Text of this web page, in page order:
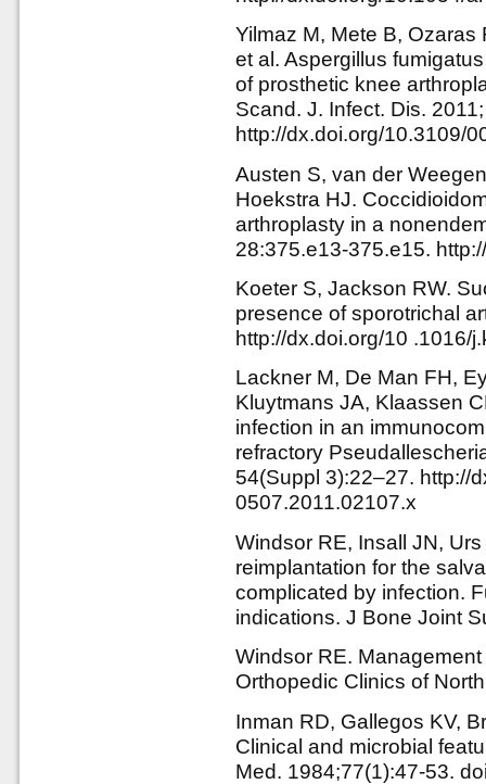
Yilmaz M, Mete B, Ozaras
et al. Aspergillus
of prosthetic knee
Scand. J. Infect. Dis.
http://dx.doi.org/10.3109/
Austen S, van der
Hoekstra HJ.
arthroplasty in a
28:375.e13-375.e15.
Koeter S, Jackson RW.
presence of sporotrichal
http://dx.doi.org/10 .1016/
Lackner M, De Man FH,
Kluytmans JA, Klaassen
infection in an
refractory
54(Suppl 3):22–27. http://
0507.2011.02107.x
Windsor RE, Insall JN,
reimplantation for the
complicated by infection.
indications. J Bone Joint
Windsor RE.
Orthopedic Clinics of
Inman RD, Gallegos KV,
Clinical and microbial
Med. 1984;77(1):47-53.